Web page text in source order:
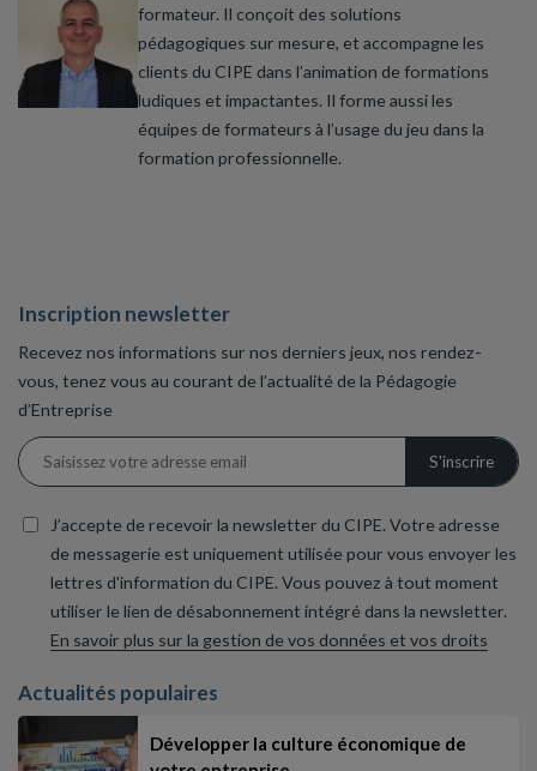
formateur. Il conçoit des solutions
pédagogiques sur mesure, et accompagne les
clients du CIPE dans l’animation de formations
ludiques et impactantes. Il forme aussi les
équipes de formateurs à l’usage du jeu dans la
formation professionnelle.
Inscription newsletter
Recevez nos informations sur nos derniers jeux, nos rendez-
vous, tenez vous au courant de l’actualité de la Pédagogie
d’Entreprise
J’accepte de recevoir la newsletter du CIPE. Votre adresse
de messagerie est uniquement utilisée pour vous envoyer les
lettres d'information du CIPE. Vous pouvez à tout moment
utiliser le lien de désabonnement intégré dans la newsletter.
En savoir plus sur la gestion de vos données et vos droits
Actualités populaires
Développer la culture économique de